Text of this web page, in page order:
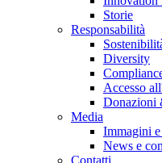
Storie
Responsabilità
Diversity
Accesso
Donazioni
Media
Immagini
News e
Contatti